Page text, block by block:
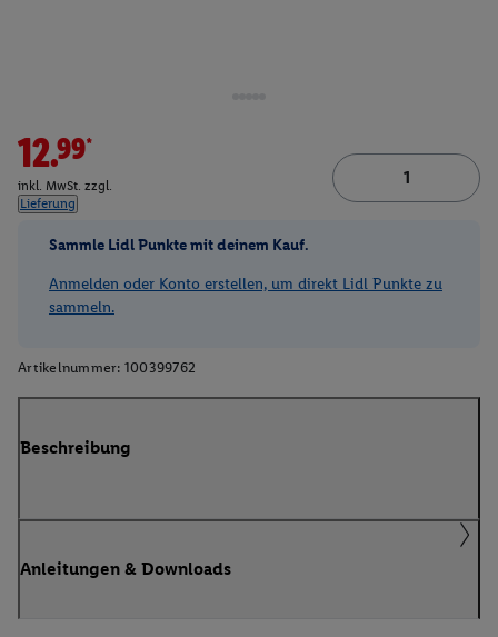
12.99*
inkl. MwSt. zzgl.
Lieferung
Sammle Lidl Punkte mit deinem Kauf.
Anmelden oder Konto erstellen, um direkt Lidl Punkte zu
sammeln.
Artikelnummer: 100399762
Beschreibung
Anleitungen & Downloads